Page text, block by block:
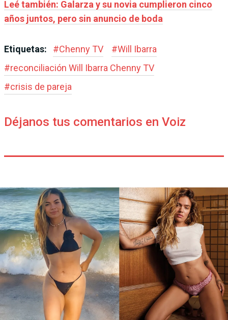
Leé también: Galarza y su novia cumplieron cinco
años juntos, pero sin anuncio de boda
Etiquetas: #Chenny TV #Will Ibarra
#reconciliación Will Ibarra Chenny TV
#crisis de pareja
Déjanos tus comentarios en Voiz